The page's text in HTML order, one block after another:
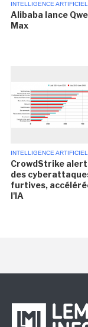
INTELLIGENCE
Alibaba lance
Max
INTELLIGENCE
CrowdStrike
des
furtives,
l'IA